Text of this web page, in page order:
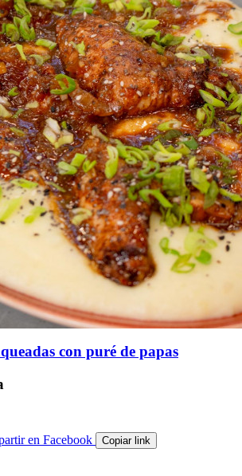
con puré de papas
en Facebook Copiar link